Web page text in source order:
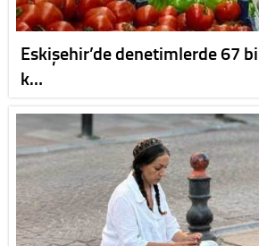
Eskişehir’de denetimlerde 67
k…